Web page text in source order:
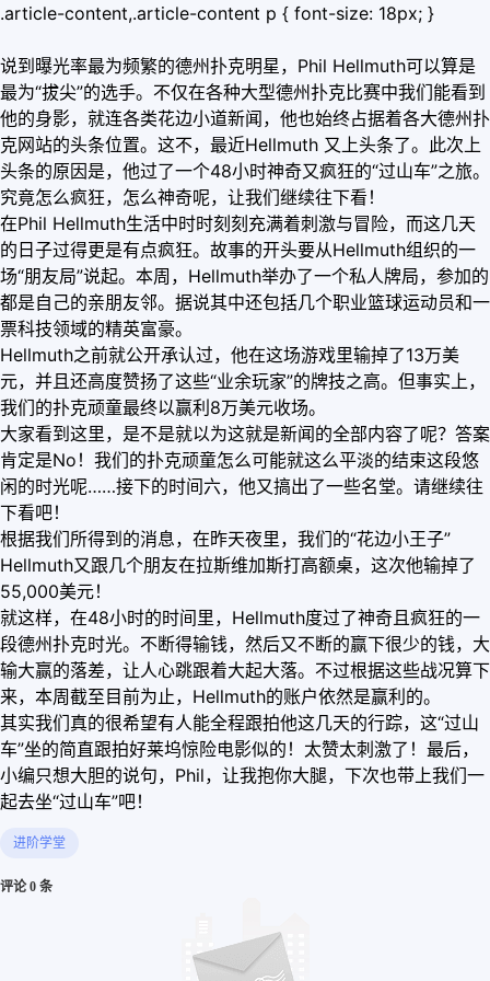
.article-content,.article-content p { font-size: 18px; }
说到曝光率最为频繁的德州扑克明星，Phil Hellmuth可以算是
最为“拔尖”的选手。不仅在各种大型德州扑克比赛中我们能看到
他的身影，就连各类花边小道新闻，他也始终占据着各大德州扑
克网站的头条位置。这不，最近Hellmuth 又上头条了。此次上
头条的原因是，他过了一个48小时神奇又疯狂的“过山车”之旅。
究竟怎么疯狂，怎么神奇呢，让我们继续往下看！
在Phil Hellmuth生活中时时刻刻充满着刺激与冒险，而这几天
的日子过得更是有点疯狂。故事的开头要从Hellmuth组织的一
场“朋友局”说起。本周，Hellmuth举办了一个私人牌局，参加的
都是自己的亲朋友邻。据说其中还包括几个职业篮球运动员和一
票科技领域的精英富豪。
Hellmuth之前就公开承认过，他在这场游戏里输掉了13万美
元，并且还高度赞扬了这些“业余玩家”的牌技之高。但事实上，
我们的扑克顽童最终以赢利8万美元收场。
大家看到这里，是不是就以为这就是新闻的全部内容了呢？答案
肯定是No！我们的扑克顽童怎么可能就这么平淡的结束这段悠
闲的时光呢……接下的时间六，他又搞出了一些名堂。请继续往
下看吧！
根据我们所得到的消息，在昨天夜里，我们的“花边小王子”
Hellmuth又跟几个朋友在拉斯维加斯打高额桌，这次他输掉了
55,000美元！
就这样，在48小时的时间里，Hellmuth度过了神奇且疯狂的一
段德州扑克时光。不断得输钱，然后又不断的赢下很少的钱，大
输大赢的落差，让人心跳跟着大起大落。不过根据这些战况算下
来，本周截至目前为止，Hellmuth的账户依然是赢利的。
其实我们真的很希望有人能全程跟拍他这几天的行踪，这“过山
车”坐的简直跟拍好莱坞惊险电影似的！太赞太刺激了！最后，
小编只想大胆的说句，Phil，让我抱你大腿，下次也带上我们一
起去坐“过山车”吧！
进阶学堂
评论 0 条